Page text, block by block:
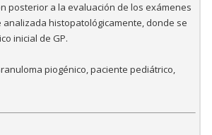
posterior a la evaluación de los exámenes
histopatológicamente, donde se
inicial de GP.
piogénico, paciente pediátrico,